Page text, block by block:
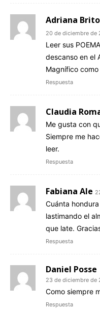
Adriana
20 de diciembre de
Leer sus
descanso en el
Magnífico
Respuesta
Claudia
Me gusta con
Siempre me
leer.
Respuesta
Fabiana Ale
Cuánta
lastimando el
que late.
Respuesta
Daniel Posse
23 de diciembre de
Como siempre
Respuesta